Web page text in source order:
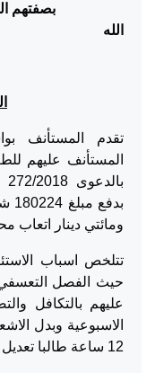
بصفتهم
الله
تقدم المستأنف
ومائتي دينار اتعاب
تتلخص اسباب
حيث الفصل
عليهم بالتكافل
الاسبوعية وبدل
12 ساعة طالبا تعديل الحكم.